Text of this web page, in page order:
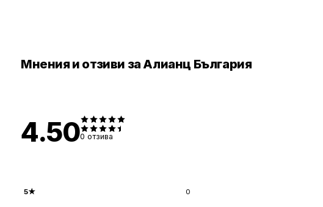
Мнения и отзиви за Алианц България
4.500 отзива
5★ 0